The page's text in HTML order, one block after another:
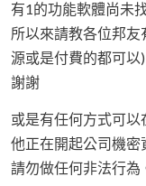
有1的功能軟體尚未
所以來請教各位邦
源或是付費的都可以)
謝謝
或是有任何方式可
他正在開起公司機密
請勿做任何非法行為